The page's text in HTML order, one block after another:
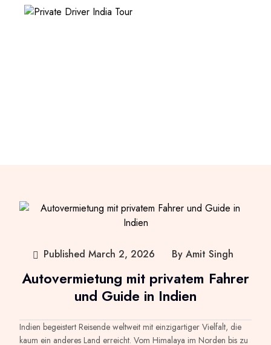
Published March 2, 2026 By Amit Singh
Autovermietung mit privatem Fahrer
und Guide in Indien
Indien begeistert Reisende weltweit mit einzigartiger Vielfalt, die
kaum ein anderes Land erreicht. Vom Himalaya im Norden bis zu